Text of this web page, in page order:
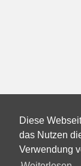
Diese
das Nutzen
Verwendung